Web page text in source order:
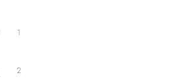
1
2